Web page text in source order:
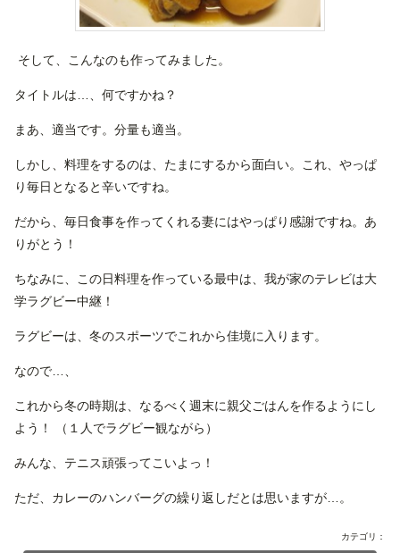
そして、こんなのも作ってみました。
タイトルは…、何ですかね？
まあ、適当です。分量も適当。
しかし、料理をするのは、たまにするから面白い。これ、やっぱ
り毎日となると辛いですね。
だから、毎日食事を作ってくれる妻にはやっぱり感謝ですね。あ
りがとう！
ちなみに、この日料理を作っている最中は、我が家のテレビは大
学ラグビー中継！
ラグビーは、冬のスポーツでこれから佳境に入ります。
なので…、
これから冬の時期は、なるべく週末に親父ごはんを作るようにし
よう！ （１人でラグビー観ながら）
みんな、テニス頑張ってこいよっ！
ただ、カレーのハンバーグの繰り返しだとは思いますが…。
カテゴリ：